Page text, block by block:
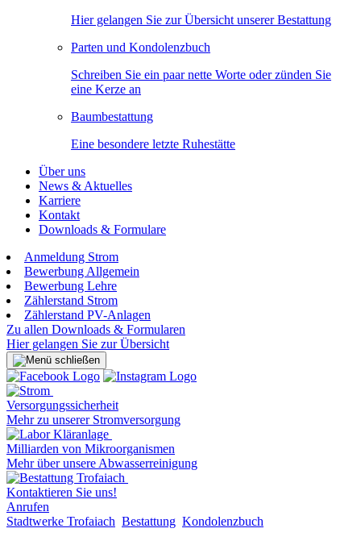
Hier gelangen Sie zur Übersicht unserer Bestattung
Parten und Kondolenzbuch
Schreiben Sie ein paar nette Worte oder zünden Sie
eine Kerze an
Baumbestattung
Eine besondere letzte Ruhestätte
Über uns
News & Aktuelles
Karriere
Kontakt
Downloads & Formulare
Anmeldung Strom
Bewerbung Allgemein
Bewerbung Lehre
Zählerstand Strom
Zählerstand PV-Anlagen
Zu allen Downloads & Formularen
Hier gelangen Sie zur Übersicht
Versorgungssicherheit
Mehr zu unserer Stromversorgung
Milliarden von Mikroorganismen
Mehr über unsere Abwasserreinigung
Kontaktieren Sie uns!
Anrufen
Stadtwerke Trofaiach Bestattung Kondolenzbuch